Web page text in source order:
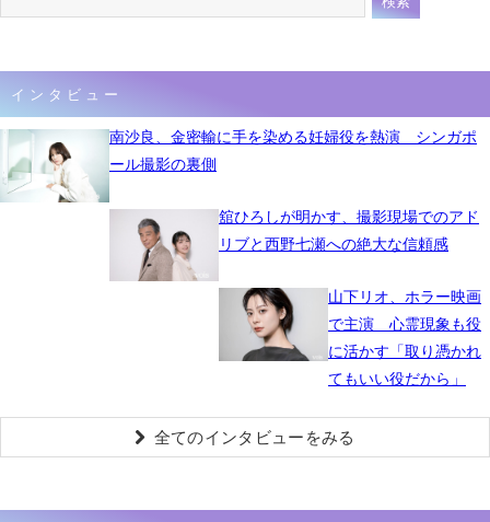
インタビュー
南沙良、金密輸に手を染める妊婦役を熱演 シンガポ
ール撮影の裏側
舘ひろしが明かす、撮影現場でのアド
リブと西野七瀬への絶大な信頼感
山下リオ、ホラー映画
で主演 心霊現象も役
に活かす「取り憑かれ
てもいい役だから」
全てのインタビューをみる